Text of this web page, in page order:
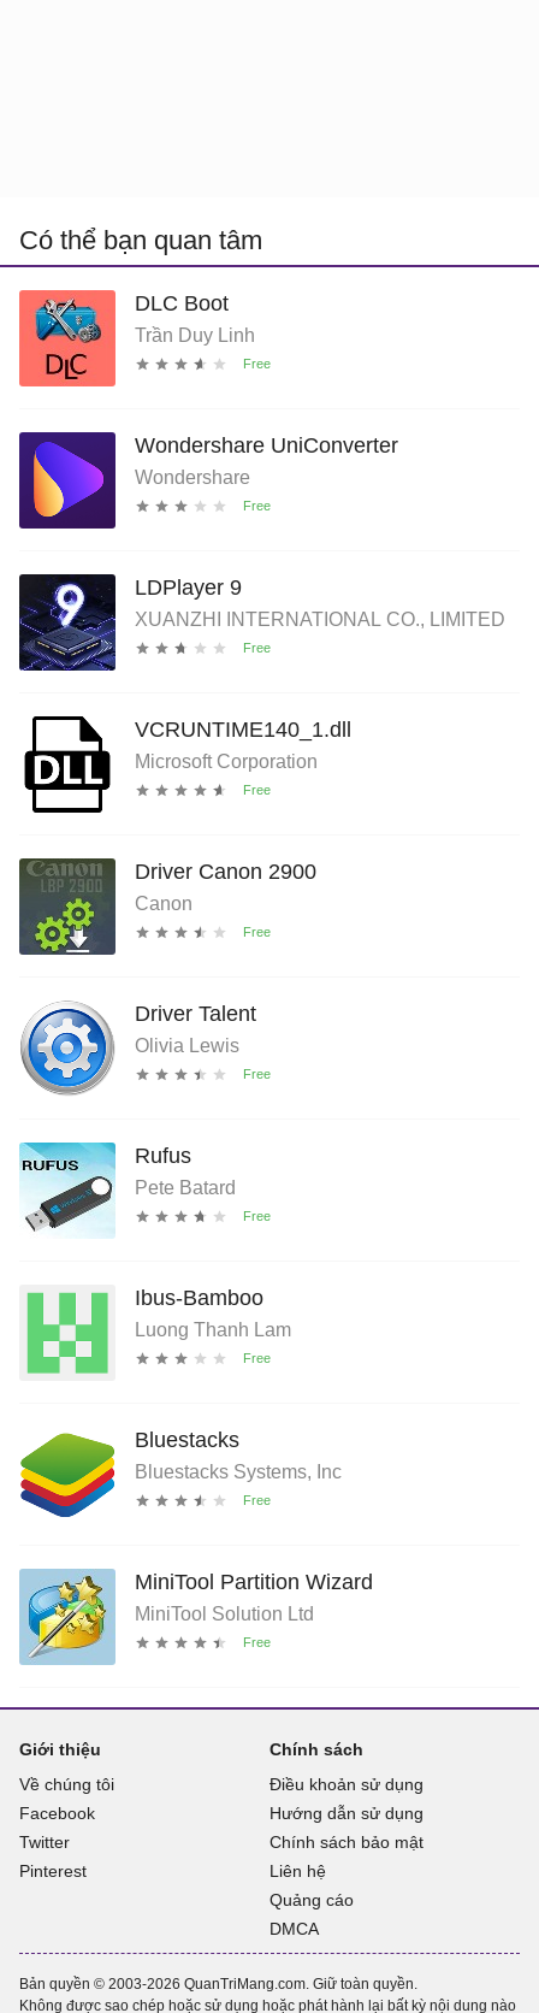
Có thể bạn quan tâm
DLC Boot
Trần Duy Linh
Wondershare UniConverter
Wondershare
LDPlayer 9
XUANZHI INTERNATIONAL CO., LIMITED
VCRUNTIME140_1.dll
Microsoft Corporation
Driver Canon 2900
Canon
Driver Talent
Olivia Lewis
Rufus
Pete Batard
Ibus-Bamboo
Luong Thanh Lam
Bluestacks
Bluestacks Systems, Inc
MiniTool Partition Wizard
MiniTool Solution Ltd
Giới thiệu
Về chúng tôi
Facebook
Twitter
Pinterest
Chính sách
Điều khoản sử dụng
Hướng dẫn sử dụng
Chính sách bảo mật
Liên hệ
Quảng cáo
DMCA
Bản quyền © 2003-2026 QuanTriMang.com. Giữ toàn quyền.
Không được sao chép hoặc sử dụng hoặc phát hành lại bất kỳ nội dung nào